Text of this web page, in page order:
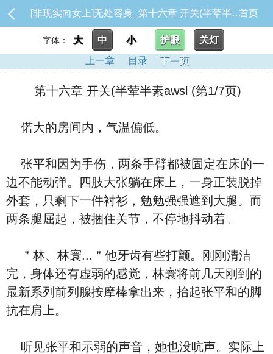
[非现实向女上]无处容身_第十六章 开关(半荤半素awsl首页
字体： 大 中 小 护眼
关灯
上一章
目录 下一页
第十六章 开关(半荤半素awsl (第1/7页)
偌大的房间内，气温偏低。
张平和因为手伤，两条手臂都被固定在床的一
边不能动弹。四肢大张躺在床上，一身正装脱掉
外套，只剩下一件衬衫，勉勉强强遮到大腿。而
两条腿屈起，被捆住关节，不停地抖动着。
＂林、林寰...＂他牙齿有些打颤。刚刚清洁
完，身体还有虚弱的感觉，林寰将前几天刚到的
最新系列前列腺按摩棒拿出来，抬起张平和的脚
抗在肩上。
听见张平和示弱的声音，她也没吭声。实际上